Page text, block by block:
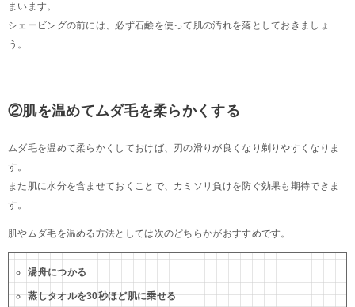
まいます。
シェービングの前には、必ず石鹸を使って肌の汚れを落としておきましょ
う。
②肌を温めてムダ毛を柔らかくする
ムダ毛を温めて柔らかくしておけば、刃の滑りが良くなり剃りやすくなりま
す。
また肌に水分を含ませておくことで、カミソリ負けを防ぐ効果も期待できま
す。
肌やムダ毛を温める方法としては次のどちらかがおすすめです。
湯舟につかる
蒸しタオルを30秒ほど肌に乗せる